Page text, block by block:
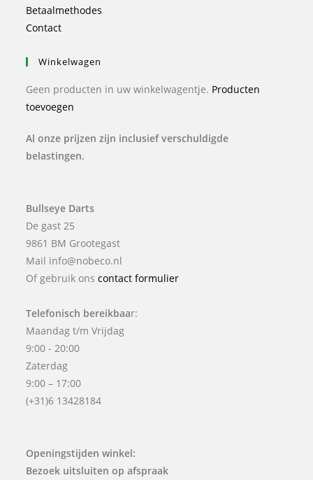
Betaalmethodes
Contact
Winkelwagen
Geen producten in uw winkelwagentje. Producten
toevoegen
Al onze prijzen zijn inclusief verschuldigde
belastingen.
Bullseye Darts
De gast 25
9861 BM Grootegast
Mail info@nobeco.nl
Of gebruik onscontact formulier
Telefonisch bereikbaar:
Maandag t/m Vrijdag
9:00 - 20:00
Zaterdag
9:00 – 17:00
(+31)6 13428184
Openingstijden winkel:
Bezoek uitsluiten op afspraak